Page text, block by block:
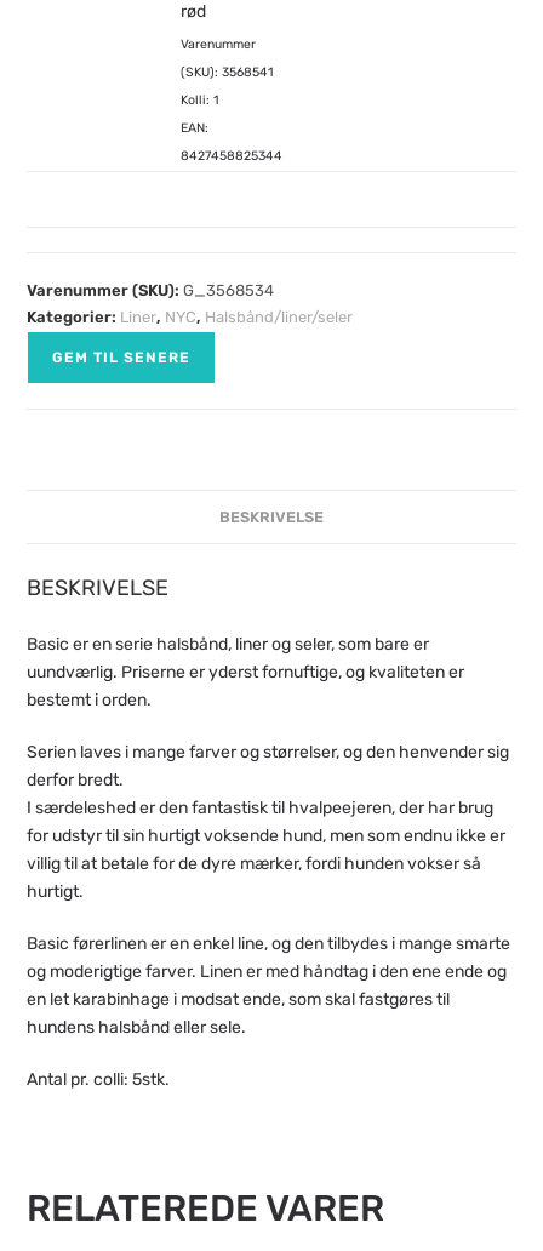
rød
Varenummer
(SKU): 3568541
Kolli: 1
EAN:
8427458825344
Varenummer (SKU):G_3568534
Kategorier: Liner, NYC, Halsbånd/liner/seler
GEM TIL SENERE
BESKRIVELSE
BESKRIVELSE
Basic er en serie halsbånd, liner og seler, som bare er
uundværlig. Priserne er yderst fornuftige, og kvaliteten er
bestemt i orden.
Serien laves i mange farver og størrelser, og den henvender sig
derfor bredt.
I særdeleshed er den fantastisk til hvalpeejeren, der har brug
for udstyr til sin hurtigt voksende hund, men som endnu ikke er
villig til at betale for de dyre mærker, fordi hunden vokser så
hurtigt.
Basic førerlinen er en enkel line, og den tilbydes i mange smarte
og moderigtige farver. Linen er med håndtag i den ene ende og
en let karabinhage i modsat ende, som skal fastgøres til
hundens halsbånd eller sele.
Antal pr. colli: 5stk.
RELATEREDE VARER